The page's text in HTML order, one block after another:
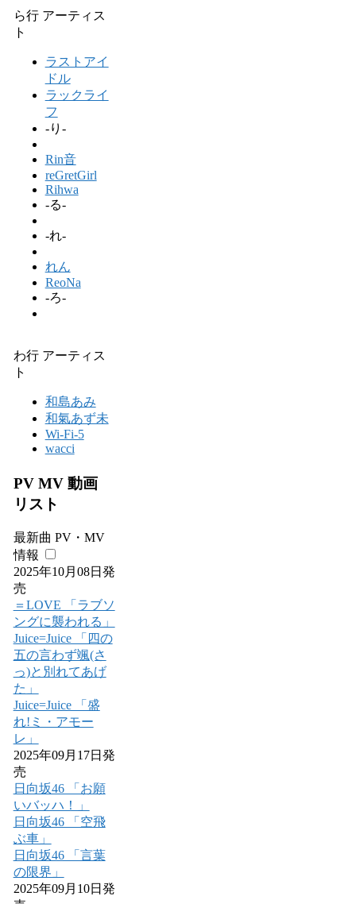
ら行 アーティス
ト
ラストアイ
ドル
ラックライ
フ
-り-
Rin音
reGretGirl
Rihwa
-る-
-れ-
れん
ReoNa
-ろ-
わ行 アーティス
ト
和島あみ
和氣あず未
Wi-Fi-5
wacci
PV MV 動画
リスト
最新曲 PV・MV
情報
2025年10月08日発
売
＝LOVE 「ラブソ
ングに襲われる」
Juice=Juice 「四の
五の言わず颯(さ
っ)と別れてあげ
た」
Juice=Juice 「盛
れ!ミ・アモー
レ」
2025年09月17日発
売
日向坂46 「お願
いバッハ！」
日向坂46 「空飛
ぶ車」
日向坂46 「言葉
の限界」
2025年09月10日発